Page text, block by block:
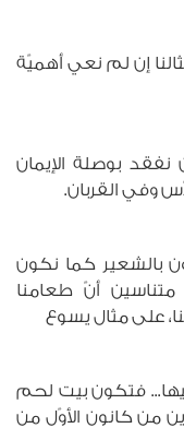
إن لم نعي أهميّة
بوصلة الإيمان
وفي القربان.
بالشعير كما نكون
أنّ طعامنا
على مثال يسوع
فيها... فتكون بيت لحم
من كانون الأوّل من